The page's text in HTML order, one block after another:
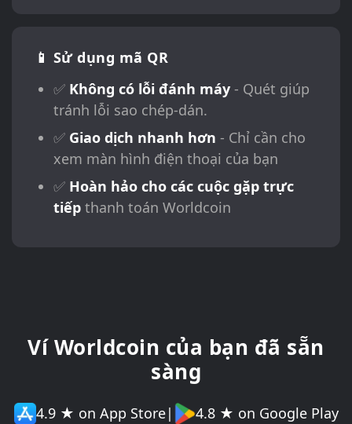
📱 Sử dụng mã QR
✅ Không có lỗi đánh máy- Quét giúp
tránh lỗi sao chép-dán.
✅ Giao dịch nhanh hơn - Chỉ cần cho
xem màn hình điện thoại của bạn
✅ Hoàn hảo cho các cuộc gặp trực
tiếpthanh toán Worldcoin
Ví Worldcoin của bạn đã sẵn
sàng
4.9 ★ on App Store| 4.8 ★ on Google Play